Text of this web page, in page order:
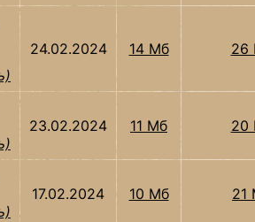
24.02.2024 14 Мб 26
23.02.2024 11 Мб 20
17.02.2024 10 Мб 21